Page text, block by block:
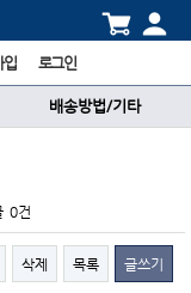
입 로그인
배송방법/기타
0건
삭제 목록 글쓰기